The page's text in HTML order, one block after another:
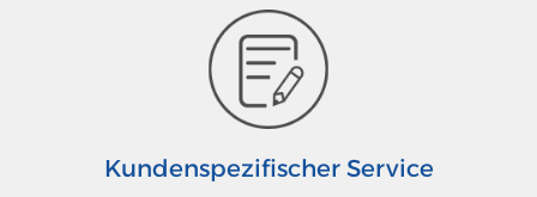
Kundenspezifischer Service